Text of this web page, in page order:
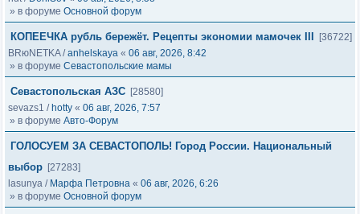
» в форуме Основной форум
КОПЕЕЧКА рубль бережёт. Рецепты экономии мамочек III
[36722]
BRюNETKA/anhelskaya « 06 авг, 2026, 8:42
» в форуме Севастопольские мамы
Севастопольская АЗС [28580]
sevazs1 / hotty « 06 авг, 2026, 7:57
» в форуме Авто-Форум
ГОЛОСУЕМ ЗА СЕВАСТОПОЛЬ! Город России. Национальный
выбор [27283]
lasunya / Марфа Петровна « 06 авг, 2026, 6:26
» в форуме Основной форум